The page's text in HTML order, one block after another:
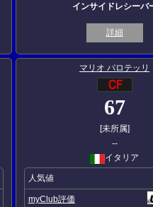
インサイドレシーバ
詳細
マリオ バロテッリ
67
[未所属]
--
イタリア
人気値
myClub評価